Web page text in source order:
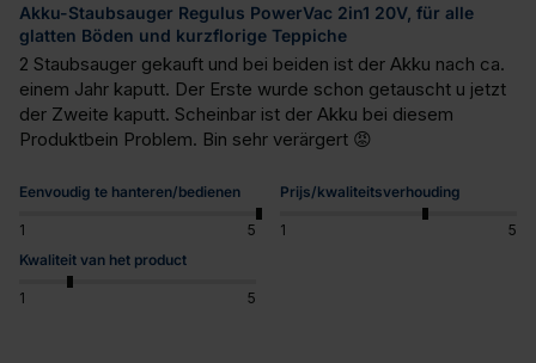
Akku-Staubsauger Regulus PowerVac 2in1 20V, für alle
glatten Böden und kurzflorige Teppiche
2 Staubsauger gekauft und bei beiden ist der Akku nach ca.
einem Jahr kaputt. Der Erste wurde schon getauscht u jetzt
der Zweite kaputt. Scheinbar ist der Akku bei diesem
Produktbein Problem. Bin sehr verärgert 😡
Eenvoudig te hanteren/bedienen
1 5
Prijs/kwaliteitsverhouding
1
5
Kwaliteit van het product
1 5